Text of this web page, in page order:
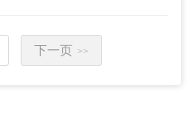
下一页 >>